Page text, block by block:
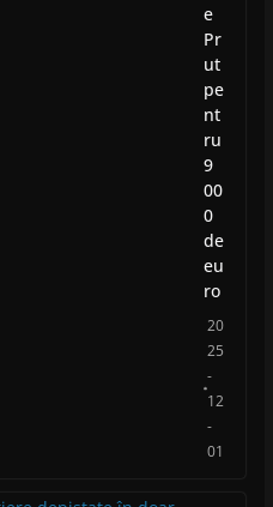
e
Pr
ut
pe
nt
ru
9
00
0
de
eu
ro
20
25
-
12
-
01